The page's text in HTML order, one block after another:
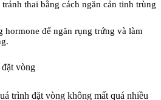
thai bằng cách ngăn cản tinh trùng
để ngăn rụng trứng và làm
vòng
trình đặt vòng không mất quá nhiều